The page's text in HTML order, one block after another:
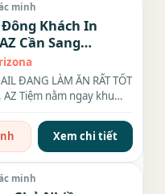
minh
Khách In
Cần Sang
ĐANG LÀM ĂN RẤT TỐT
AZ Tiệm nằm ngay khu
Xem chi tiết
minh